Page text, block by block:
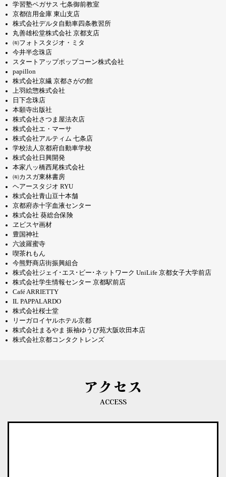
学習塾ペガサス 七条御前教室
京都信用金庫 東山支店
株式会社デルタ自動車四条教習所
丸善雄松堂株式会社 京都支店
㈲フォトスタジオ・ミタ
今井半念珠店
スタートアップポップコーン株式会社
papillon
株式会社京繊 京都さがの館
上羽絵惣株式会社
日下念珠店
本願寺出版社
株式会社さつま屋法衣店
株式会社エ・マーサ
株式会社アルティム 七条店
学校法人京都府自動車学校
株式会社日興開発
本家八ッ橋西尾株式会社
㈲カスガ東林書房
ヘアースタジオ RYU
株式会社青山豆十本舗
京都府赤十字血液センター
株式会社 葵総合保険
ヱビスヤ画材
豊国神社
六波羅蜜寺
喫茶れもん
今熊野商店街振興組合
株式会社ジェイ･エス･ビー･ネットワーク UniLife 京都女子大学前店
株式会社学生情報センター 京都駅前店
Café ARRIETTY
IL PAPPALARDO
株式会社桜士堂
リーガロイヤルホテル京都
株式会社まるやま 振袖ゆうび苑大阪吹田本店
株式会社京都コンタクトレンズ
アクセス